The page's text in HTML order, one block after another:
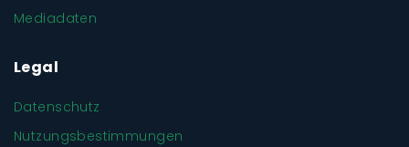
Mediadaten
Legal
Datenschutz
Nutzungsbestimmungen